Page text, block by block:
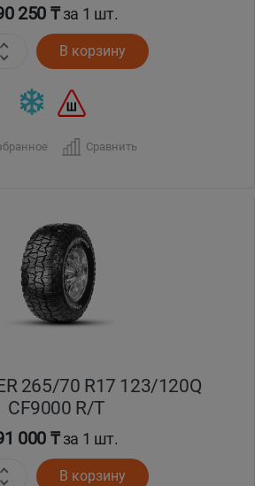
250 ₸за 1 шт.
В корзину
Сравнить
265/70 R17 123/120Q
CF9000 R/T
000 ₸за 1 шт.
В корзину